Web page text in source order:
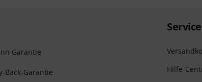
Garantie
Back-Garantie
Service
Hilfe-